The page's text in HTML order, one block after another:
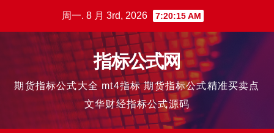
周一. 8 月 3rd, 2026 7:20:16 AM
指标公式网
期货指标公式大全 mt4指标 期货指标公式精准买卖点
文华财经指标公式源码